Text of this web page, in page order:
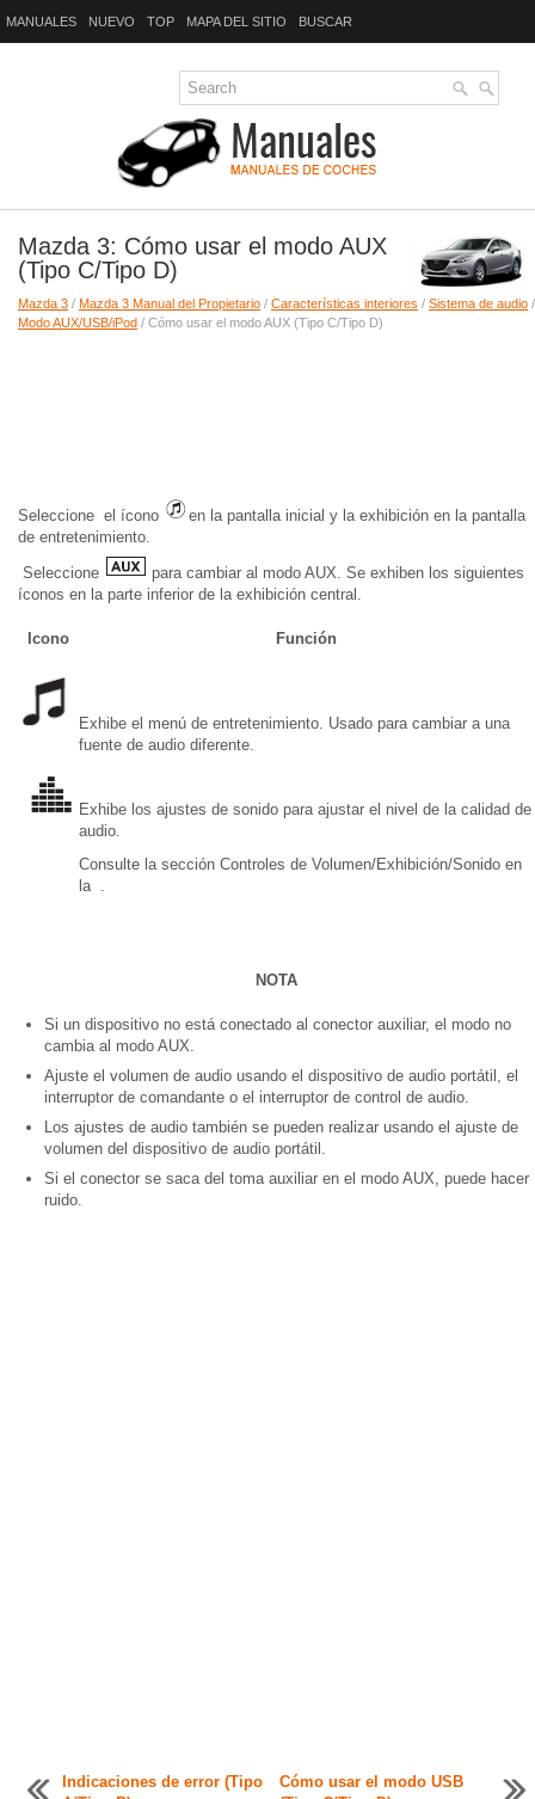
MANUALES NUEVO TOP MAPA DEL SITIO BUSCAR
Mazda 3: Cómo usar el modo AUX
(Tipo C/Tipo D)
Mazda 3 / Mazda 3 Manual del Propietario / Características interiores / Sistema de audio /
Modo AUX/USB/iPod / Cómo usar el modo AUX (Tipo C/Tipo D)
Seleccione el ícono
en la pantalla inicial y la exhibición en la pantalla
de entretenimiento.
Seleccione
para cambiar al modo AUX. Se exhiben los siguientes
íconos en la parte inferior de la exhibición central.
Icono Función
Exhibe el menú de entretenimiento. Usado para cambiar a una
fuente de audio diferente.
Exhibe los ajustes de sonido para ajustar el nivel de la calidad de
audio.
Consulte la sección Controles de Volumen/Exhibición/Sonido en
la .
NOTA
Si un dispositivo no está conectado al conector auxiliar, el modo no
cambia al modo AUX.
Ajuste el volumen de audio usando el dispositivo de audio portátil, el
interruptor de comandante o el interruptor de control de audio.
Los ajustes de audio también se pueden realizar usando el ajuste de
volumen del dispositivo de audio portátil.
Si el conector se saca del toma auxiliar en el modo AUX, puede hacer
ruido.
Indicaciones de error (Tipo
Cómo usar el modo USB